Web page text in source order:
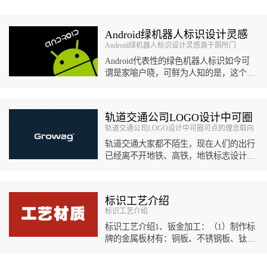
Android绿机器人标识设计灵感
源于厕所门
Android绿机器人标识设计灵感源于厕所门
Android代表性的绿色机器人标识如今可
谓是家喻户晓，可鲜为人知的是，这个机
轨道交通公司LOGO设计中可圈
可点的理念取向
轨道交通公司LOGO设计中可圈可点的理念取向
轨道交通大家都不陌生，现在人们的出行
已经离不开地铁、高铁，地铁标志设计可
标识工艺介绍
标识工艺介绍
标识工艺介绍1、钣金加工：（1）制作标
牌的金属板材有：铜板、不锈钢板、钛金